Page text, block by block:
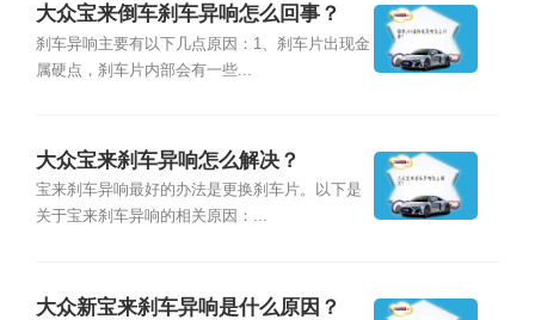
大众宝来倒车刹车异响怎么回事？
刹车异响主要有以下几点原因：1、刹车片出现金
属硬点，刹车片内部会有一些...
大众宝来刹车异响怎么解决？
宝来刹车异响最好的办法是更换刹车片。以下是
关于宝来刹车异响的相关原因：...
大众新宝来刹车异响是什么原因？